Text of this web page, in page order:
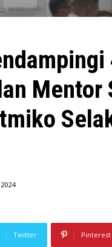
Mentor
Twitter Pinterest